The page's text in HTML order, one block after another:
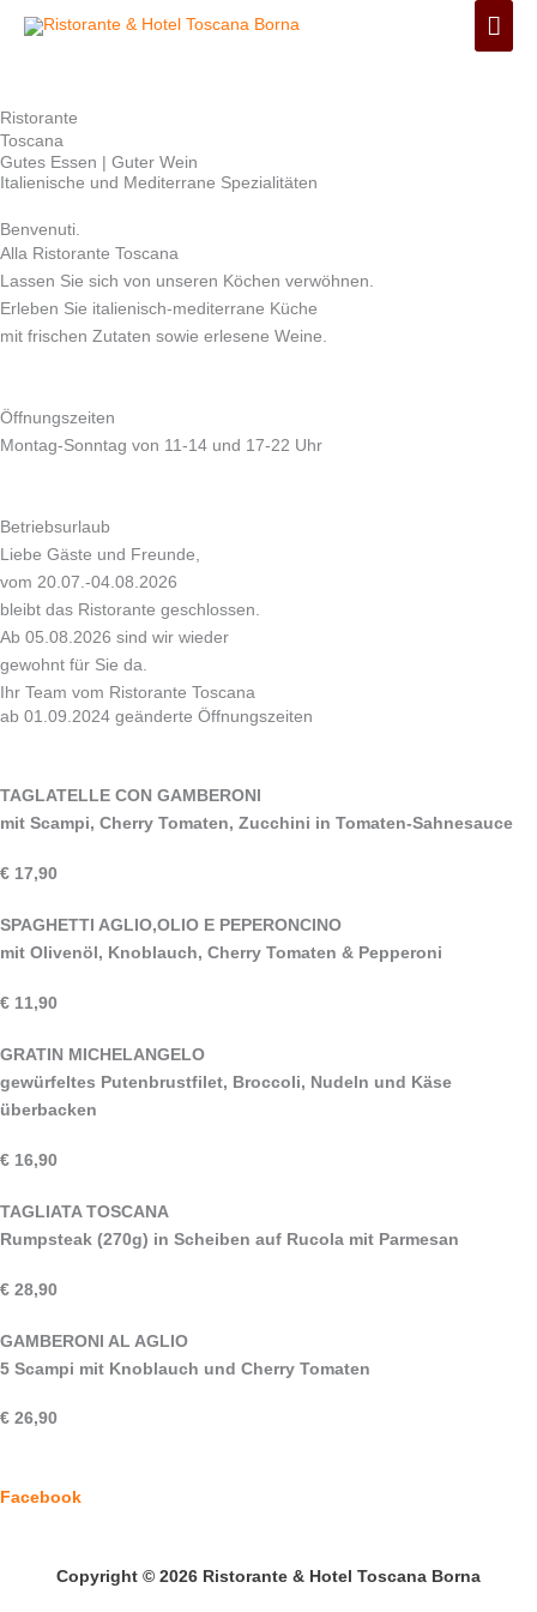
Zum
Inhalt
Ristorante
Toscana
Gutes Essen | Guter Wein
Italienische und Mediterrane Spezialitäten
Benvenuti.
Alla Ristorante Toscana
Lassen Sie sich von unseren Köchen verwöhnen.
Erleben Sie italienisch-mediterrane Küche
mit frischen Zutaten sowie erlesene Weine.
Öffnungszeiten
Montag-Sonntag von 11-14 und 17-22 Uhr
Betriebsurlaub
Liebe Gäste und Freunde,
vom 20.07.-04.08.2026
bleibt das Ristorante geschlossen.
Ab 05.08.2026 sind wir wieder
gewohnt für Sie da.
Ihr Team vom Ristorante Toscana
ab 01.09.2024 geänderte Öffnungszeiten
TAGLATELLE CON GAMBERONI
mit Scampi, Cherry Tomaten, Zucchini in Tomaten-Sahnesauce
€ 17,90
SPAGHETTI AGLIO,OLIO E PEPERONCINO
mit Olivenöl, Knoblauch, Cherry Tomaten & Pepperoni
€ 11,90
GRATIN MICHELANGELO
gewürfeltes Putenbrustfilet, Broccoli, Nudeln und Käse
überbacken
€ 16,90
TAGLIATA TOSCANA
Rumpsteak (270g) in Scheiben auf Rucola mit Parmesan
€ 28,90
GAMBERONI AL AGLIO
5 Scampi mit Knoblauch und Cherry Tomaten
€ 26,90
Facebook
Copyright © 2026 Ristorante & Hotel Toscana Borna